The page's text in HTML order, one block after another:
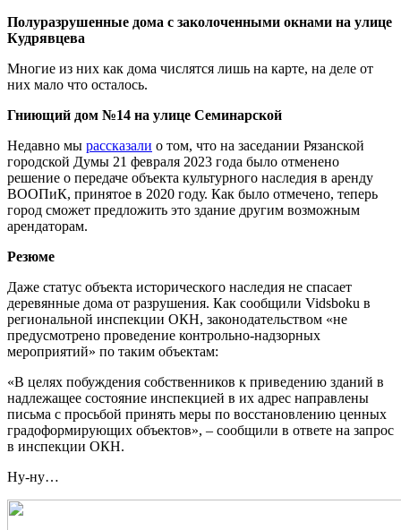
Полуразрушенные дома с заколоченными окнами на улице
Кудрявцева
Многие из них как дома числятся лишь на карте, на деле от
них мало что осталось.
Гниющий дом №14 на улице Семинарской
Недавно мы рассказали о том, что на заседании Рязанской
городской Думы 21 февраля 2023 года было отменено
решение о передаче объекта культурного наследия в аренду
ВООПиК, принятое в 2020 году. Как было отмечено, теперь
город сможет предложить это здание другим возможным
арендаторам.
Резюме
Даже статус объекта исторического наследия не спасает
деревянные дома от разрушения. Как сообщили Vidsboku в
региональной инспекции ОКН, законодательством «не
предусмотрено проведение контрольно-надзорных
мероприятий» по таким объектам:
«В целях побуждения собственников к приведению зданий в
надлежащее состояние инспекцией в их адрес направлены
письма с просьбой принять меры по восстановлению ценных
градоформирующих объектов», – сообщили в ответе на запрос
в инспекции ОКН.
Ну-ну…